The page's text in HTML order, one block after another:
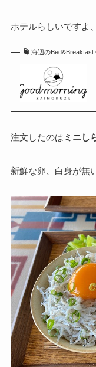
ホテルらしいですよ
海辺の
注文したのは ミニし
新鮮な卵、白身が無